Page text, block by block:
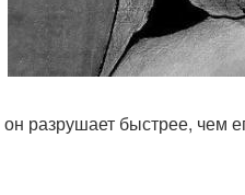
разрушает быстрее, чем